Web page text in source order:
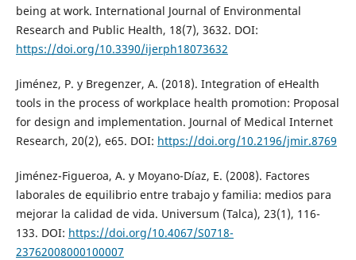
being at work. International Journal of Environmental
Research and Public Health, 18(7), 3632. DOI:
https://doi.org/10.3390/ijerph18073632
Jiménez, P. y Bregenzer, A. (2018). Integration of eHealth
tools in the process of workplace health promotion: Proposal
for design and implementation. Journal of Medical Internet
Research, 20(2), e65. DOI: https://doi.org/10.2196/jmir.8769
Jiménez-Figueroa, A. y Moyano-Díaz, E. (2008). Factores
laborales de equilibrio entre trabajo y familia: medios para
mejorar la calidad de vida. Universum (Talca), 23(1), 116-
133. DOI: https://doi.org/10.4067/S0718-
23762008000100007